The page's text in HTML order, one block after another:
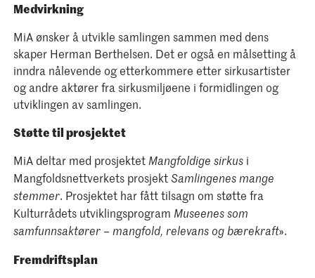
Medvirkning
MiA ønsker å utvikle samlingen sammen med dens
skaper Herman Berthelsen. Det er også en målsetting å
inndra nålevende og etterkommere etter sirkusartister
og andre aktører fra sirkusmiljøene i formidlingen og
utviklingen av samlingen.
Støtte til prosjektet
MiA deltar med prosjektet Mangfoldige sirkusi
Mangfoldsnettverkets prosjektSamlingenes mange
stemmer. Prosjektet har fått tilsagn om støtte fra
Kulturrådets utviklingsprogram Museenes som
samfunnsaktører – mangfold, relevans og bærekraft».
Fremdriftsplan